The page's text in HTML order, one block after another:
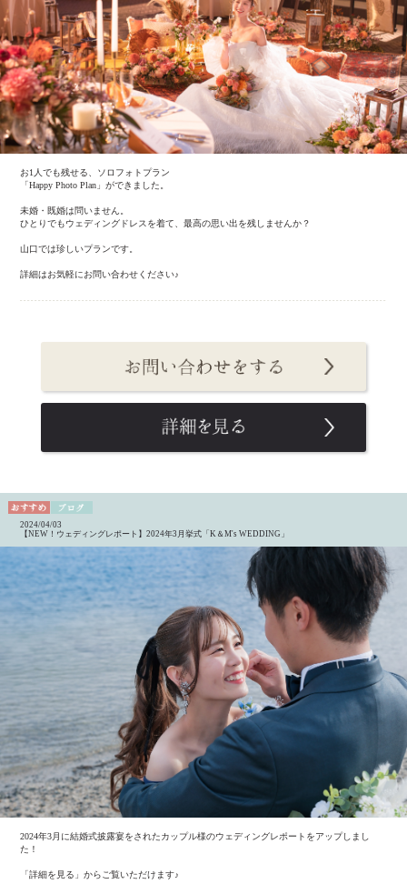
お1人でも残せる、ソロフォトプラン
「Happy Photo Plan」ができました。
未婚・既婚は問いません。
ひとりでもウェディングドレスを着て、最高の思い出を残しませんか？
山口では珍しいプランです。
詳細はお気軽にお問い合わせください♪
2024/04/03
【NEW！ウェディングレポート】2024年3月挙式「K＆M's WEDDING」
2024年3月に結婚式披露宴をされたカップル様のウェディングレポートをアップしまし
た！
「詳細を見る」からご覧いただけます♪